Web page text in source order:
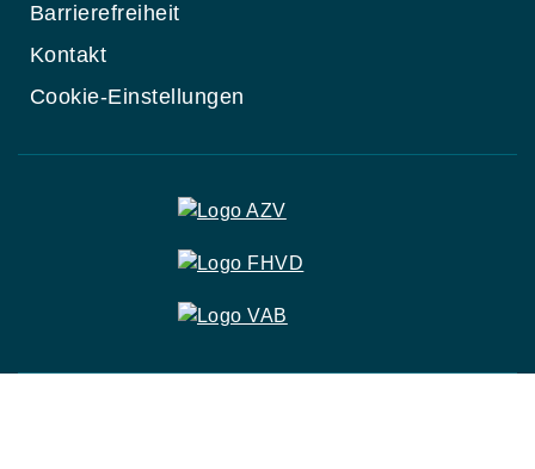
Barrierefreiheit
Kontakt
Cookie-Einstellungen